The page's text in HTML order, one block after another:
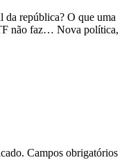
da república? O que uma
não faz… Nova política,
Campos obrigatórios